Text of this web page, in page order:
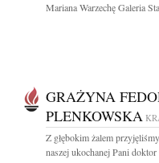
Mariana Warzechę Galeria
GRAŻYNA
PLENKOWSKA
Z głębokim żalem
naszej ukochanej Pani